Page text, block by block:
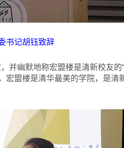
书记胡钰致辞
并幽默地称宏盟楼是清新校友的
宏盟楼是清华最美的学院，是